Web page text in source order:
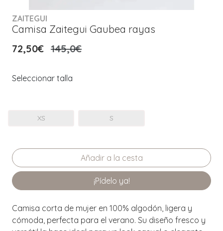
ZAITEGUI
Camisa Zaitegui Gaubea rayas
72,50€ 145,0€
Seleccionar talla
XS S
¡Pídelo ya!
Camisa corta de mujer en 100% algodón, ligera y
cómoda, perfecta para el verano. Su diseño fresco y